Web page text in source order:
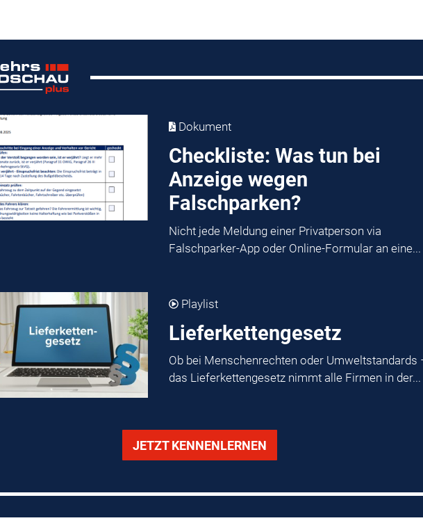
Dokument
Checkliste: Was tun bei
Anzeige wegen
Falschparken?
Nicht jede Meldung einer Privatperson via
Falschparker-App oder Online-Formular an eine...
Playlist
Lieferkettengesetz
Ob bei Menschenrechten oder Umweltstandards
das Lieferkettengesetz nimmt alle Firmen in der...
JETZT KENNENLERNEN